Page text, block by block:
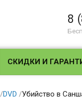
8
СКИДКИ И
/DVD /Убийство в